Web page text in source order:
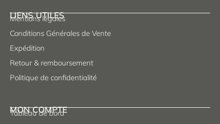
LIENS UTILES
Mentions légales
Conditions Générales de Vente
Expédition
Retour & remboursement
Politique de confidentialité
MON COMPTE
Tableau de bord